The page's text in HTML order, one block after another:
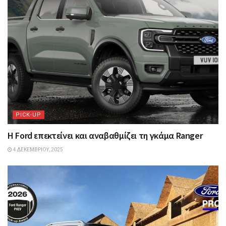
PICK-UP
Η Ford επεκτείνει και αναβαθμίζει τη γκάμα Ranger
4 ΔΕΚΕΜΒΡΊΟΥ, 2025